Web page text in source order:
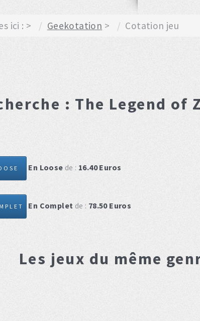
ici : Geekotation Cotation jeu
: The Legend of
En Loose de : 16.40Euros
En Complet de : 78.50Euros
Les jeux du même